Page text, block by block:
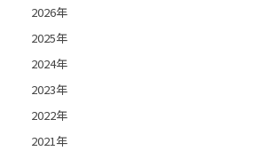
2026年
2025年
2024年
2023年
2022年
2021年